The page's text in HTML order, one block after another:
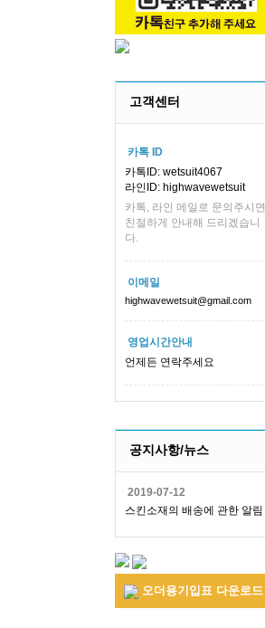
고객센터
카톡 ID
카톡ID: wetsuit4067
라인ID: highwavewetsuit
카톡, 라인 메일로 문의주시면
친절하게 안내해 드리겠습니
다.
이메일
highwavewetsuit@gmail.com
영업시간안내
언제든 연락주세요
공지사항/뉴스
2019-07-12
스킨소재의 배송에 관한 알림
오더용기입표 다운로드